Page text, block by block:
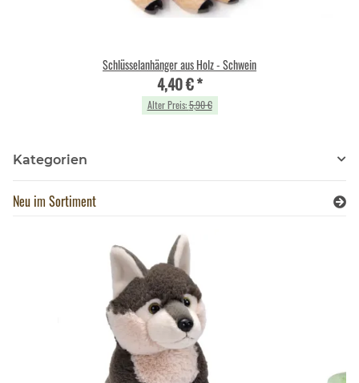
Schlüsselanhänger aus Holz - Schwein
4,40 €*
Alter Preis:5,90 €
Kategorien
Neu im Sortiment